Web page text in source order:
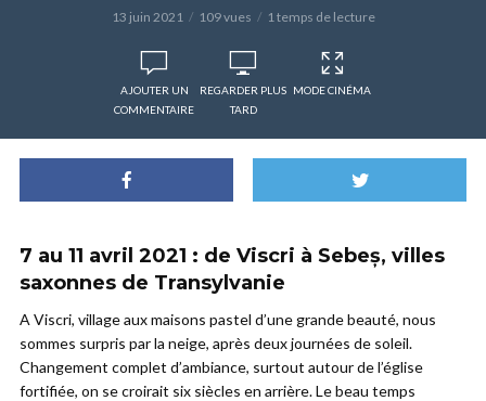
13 juin 2021 109 vues 1 temps de lecture
AJOUTER UN
COMMENTAIRE
REGARDER PLUS
TARD
MODE CINÉMA
7 au 11 avril 2021 : de Viscri à Sebeș, villes
saxonnes de Transylvanie
A Viscri, village aux maisons pastel d’une grande beauté, nous
sommes surpris par la neige, après deux journées de soleil.
Changement complet d’ambiance, surtout autour de l’église
fortifiée, on se croirait six siècles en arrière. Le beau temps